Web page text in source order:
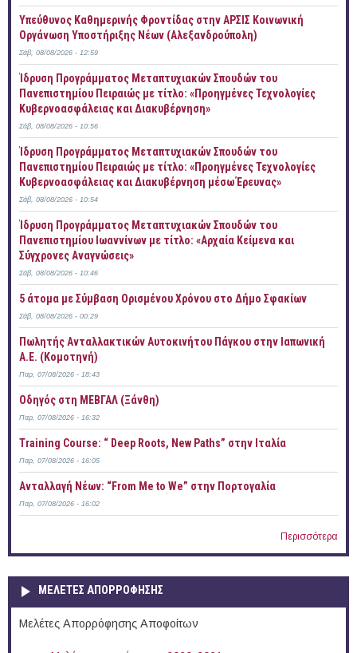
Yπεύθυνος Καθημερινής Φροντίδας στην ΑΡΣΙΣ Κοινωνική
Οργάνωση Υποστήριξης Νέων (Αλεξανδρούπολη)
Σάβ, 08/08/2026 - 12:59
Ίδρυση Προγράμματος Μεταπτυχιακών Σπουδών του
Πανεπιστημίου Πειραιώς με τίτλο: «Προηγμένες Τεχνολογίες
Κυβερνοασφάλειας και Διακυβέρνηση»
Σάβ, 08/08/2026 - 10:56
Ίδρυση Προγράμματος Μεταπτυχιακών Σπουδών του
Πανεπιστημίου Πειραιώς με τίτλο: «Προηγμένες Τεχνολογίες
Κυβερνοασφάλειας και Διακυβέρνηση μέσω Έρευνας»
Σάβ, 08/08/2026 - 10:54
Ίδρυση Προγράμματος Μεταπτυχιακών Σπουδών του
Πανεπιστημίου Ιωαννίνων με τίτλο: «Αρχαία Κείμενα και
Σύγχρονες Αναγνώσεις»
Σάβ, 08/08/2026 - 10:46
5 άτομα με Σύμβαση Ορισμένου Χρόνου στο Δήμο Σφακίων
Σάβ, 08/08/2026 - 00:29
Πωλητής Ανταλλακτικών Αυτοκινήτου Πάγκου στην Ιαπωνική
Α.Ε. (Κομοτηνή)
Παρ, 07/08/2026 - 18:43
Οδηγός στη ΜΕΒΓΑΛ (Ξάνθη)
Παρ, 07/08/2026 - 16:32
Training Course: “ Deep Roots, New Paths” στην Ιταλία
Παρ, 07/08/2026 - 16:05
Ανταλλαγή Νέων: “From Me to We” στην Πορτογαλία
Παρ, 07/08/2026 - 16:02
Περισσότερα
ΜΕΛΕΤΕΣ ΑΠΟΡΡΟΦΗΣΗΣ
Μελέτες Απορρόφησης Αποφοίτων